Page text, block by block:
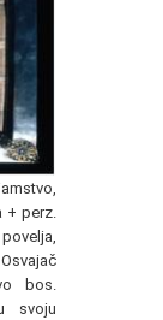
+ perz.
bos.
svoju